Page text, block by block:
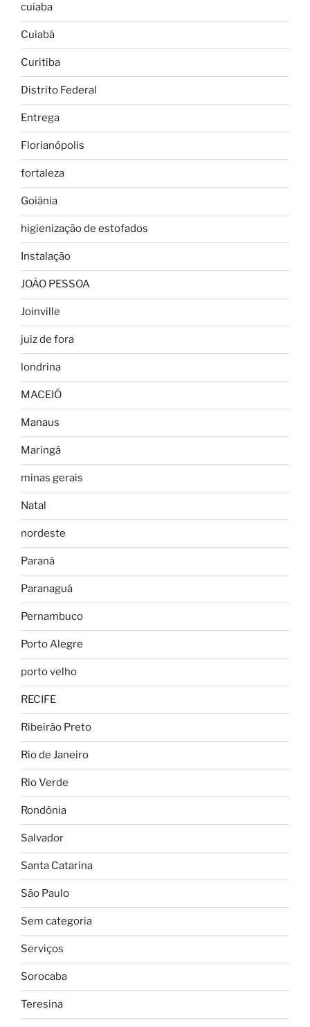
cuiaba
Cuiabá
Curitiba
Distrito Federal
Entrega
Florianópolis
fortaleza
Goiânia
higienização de estofados
Instalação
JOÃO PESSOA
Joinville
juiz de fora
londrina
MACEIÓ
Manaus
Maringá
minas gerais
Natal
nordeste
Paraná
Paranaguá
Pernambuco
Porto Alegre
porto velho
RECIFE
Ribeirão Preto
Rio de Janeiro
Rio Verde
Rondônia
Salvador
Santa Catarina
São Paulo
Sem categoria
Serviços
Sorocaba
Teresina